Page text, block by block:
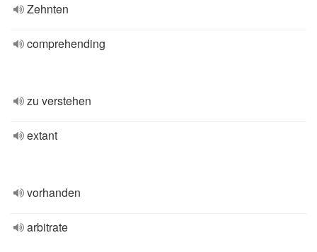
Zehnten
comprehending
zu verstehen
extant
vorhanden
arbitrate